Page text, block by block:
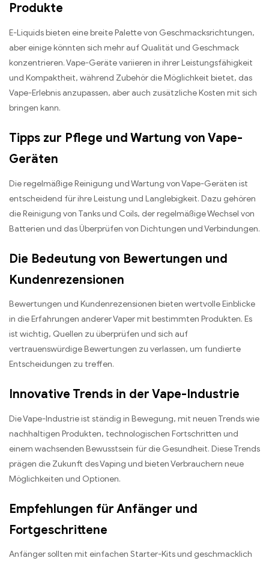
Produkte
E-Liquids bieten eine breite Palette von Geschmacksrichtungen,
aber einige könnten sich mehr auf Qualität und Geschmack
konzentrieren. Vape-Geräte variieren in ihrer Leistungsfähigkeit
und Kompaktheit, während Zubehör die Möglichkeit bietet, das
Vape-Erlebnis anzupassen, aber auch zusätzliche Kosten mit sich
bringen kann.
Tipps zur Pflege und Wartung von Vape-
Geräten
Die regelmäßige Reinigung und Wartung von Vape-Geräten ist
entscheidend für ihre Leistung und Langlebigkeit. Dazu gehören
die Reinigung von Tanks und Coils, der regelmäßige Wechsel von
Batterien und das Überprüfen von Dichtungen und Verbindungen.
Die Bedeutung von Bewertungen und
Kundenrezensionen
Bewertungen und Kundenrezensionen bieten wertvolle Einblicke
in die Erfahrungen anderer Vaper mit bestimmten Produkten. Es
ist wichtig, Quellen zu überprüfen und sich auf
vertrauenswürdige Bewertungen zu verlassen, um fundierte
Entscheidungen zu treffen.
Innovative Trends in der Vape-Industrie
Die Vape-Industrie ist ständig in Bewegung, mit neuen Trends wie
nachhaltigen Produkten, technologischen Fortschritten und
einem wachsenden Bewusstsein für die Gesundheit. Diese Trends
prägen die Zukunft des Vaping und bieten Verbrauchern neue
Möglichkeiten und Optionen.
Empfehlungen für Anfänger und
Fortgeschrittene
Anfänger sollten mit einfachen Starter-Kits und geschmacklich